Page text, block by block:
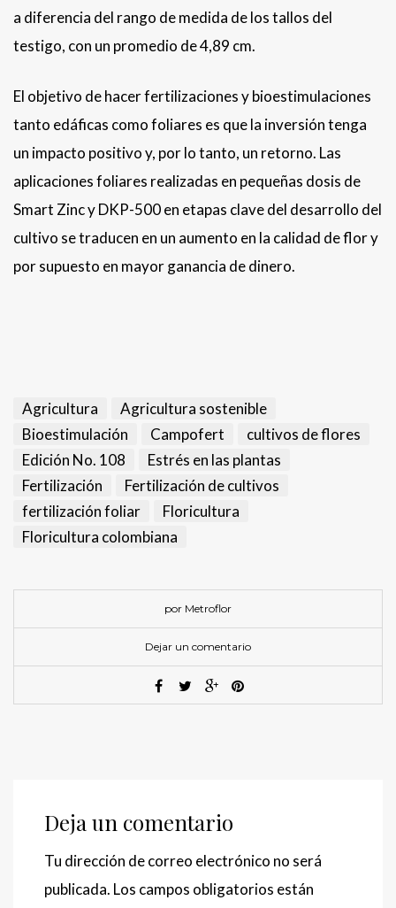
a diferencia del rango de medida de los tallos del
testigo, con un promedio de 4,89 cm.
El objetivo de hacer fertilizaciones y bioestimulaciones
tanto edáficas como foliares es que la inversión tenga
un impacto positivo y, por lo tanto, un retorno. Las
aplicaciones foliares realizadas en pequeñas dosis de
Smart Zinc y DKP-500 en etapas clave del desarrollo del
cultivo se traducen en un aumento en la calidad de flor y
por supuesto en mayor ganancia de dinero.
Agricultura
Agricultura sostenible
Bioestimulación
Campofert
cultivos de flores
Edición No. 108
Estrés en las plantas
Fertilización
Fertilización de cultivos
fertilización foliar
Floricultura
Floricultura colombiana
por Metroflor
Dejar un comentario
Deja un comentario
Tu dirección de correo electrónico no será
publicada. Los campos obligatorios están